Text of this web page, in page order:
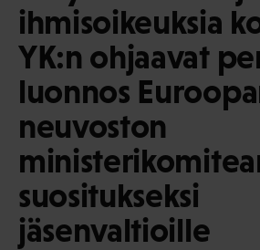
ihmisoikeuksia
YK:n ohjaavat
luonnos
neuvoston
suositukseksi
jäsenvaltioille